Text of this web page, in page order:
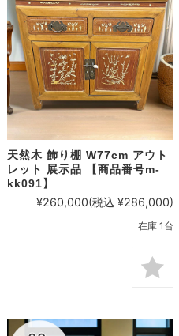
天然木 飾り棚 W77cm アウト
レット 展示品 【商品番号m-
kk091】
¥260,000(税込 ¥286,000)
在庫 1台